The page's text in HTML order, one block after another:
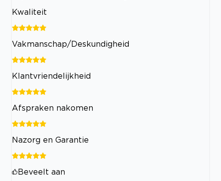
Kwaliteit
Vakmanschap/Deskundigheid
Klantvriendelijkheid
Afspraken nakomen
Nazorg en Garantie
Beveelt aan